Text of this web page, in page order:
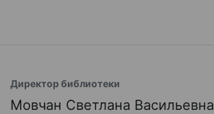
Директор библиотеки
Мовчан Светлана Васильевна